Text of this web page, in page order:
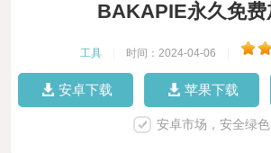
BAKAPIE永久免费
工具 时间：2024-04-06
安卓下载 苹果下载
安卓市场，安全绿色